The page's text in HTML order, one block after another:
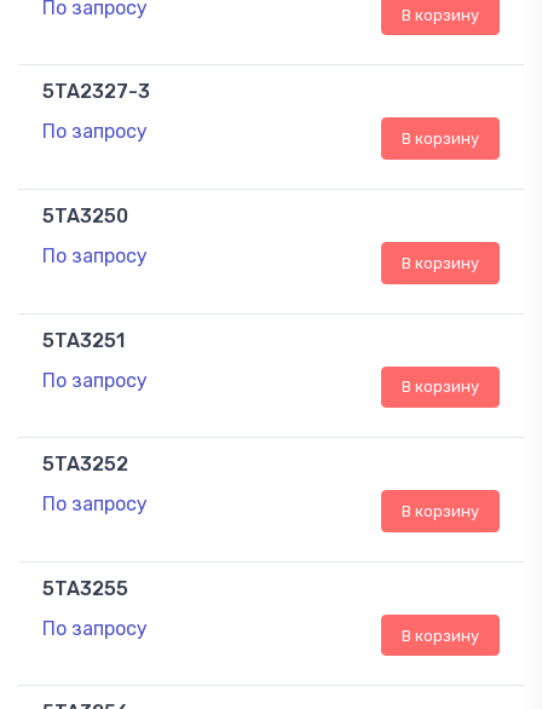
По запросу
В корзину
5TA2327-3
По запросу
В корзину
5TA3250
По запросу
В корзину
5TA3251
По запросу
В корзину
5TA3252
По запросу
В корзину
5TA3255
По запросу
В корзину